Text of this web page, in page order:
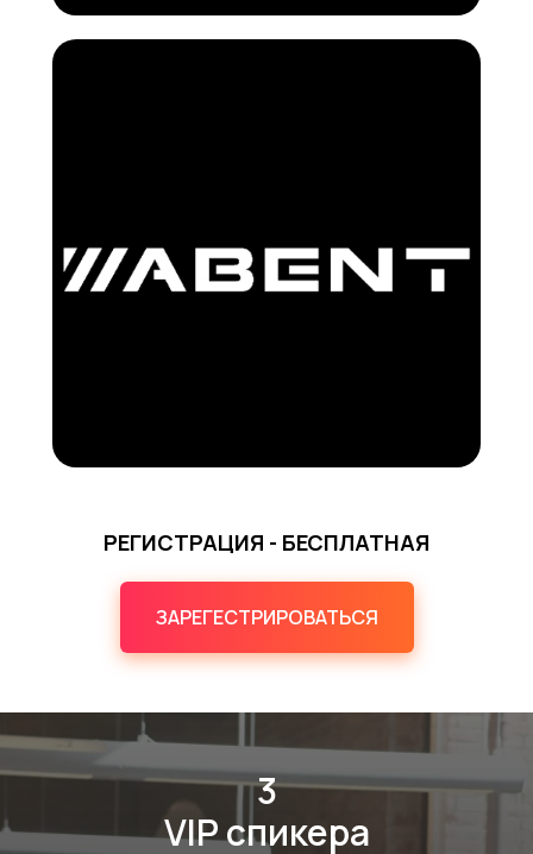
РЕГИСТРАЦИЯ - БЕСПЛАТНАЯ
ЗАРЕГЕСТРИРОВАТЬСЯ
3
VIP спикера